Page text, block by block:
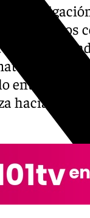
había
entre el
hacia